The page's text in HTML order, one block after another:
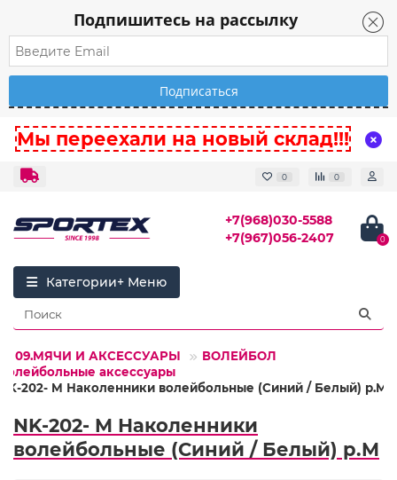
Подпишитесь на рассылку
Мы переехали на новый склад!!!
0 0
+7(968)030-5588
+7(967)056-2407
0
Категории
09.МЯЧИ И АКСЕССУАРЫ
ВОЛЕЙБОЛ
аксессуары
202- M Наколенники волейбольные (Синий / Белый) р.M
NK-202- M Наколенники
волейбольные (Синий / Белый) р.M